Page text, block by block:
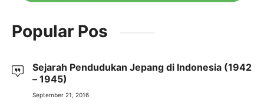
Popular Pos
Sejarah Pendudukan Jepang di Indonesia (1942
– 1945)
September 21, 2016